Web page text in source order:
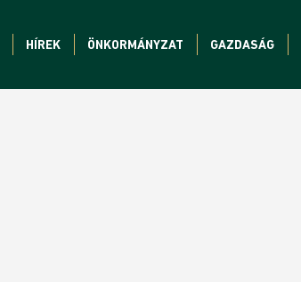
HÍREK ÖNKORMÁNYZAT GAZDASÁG